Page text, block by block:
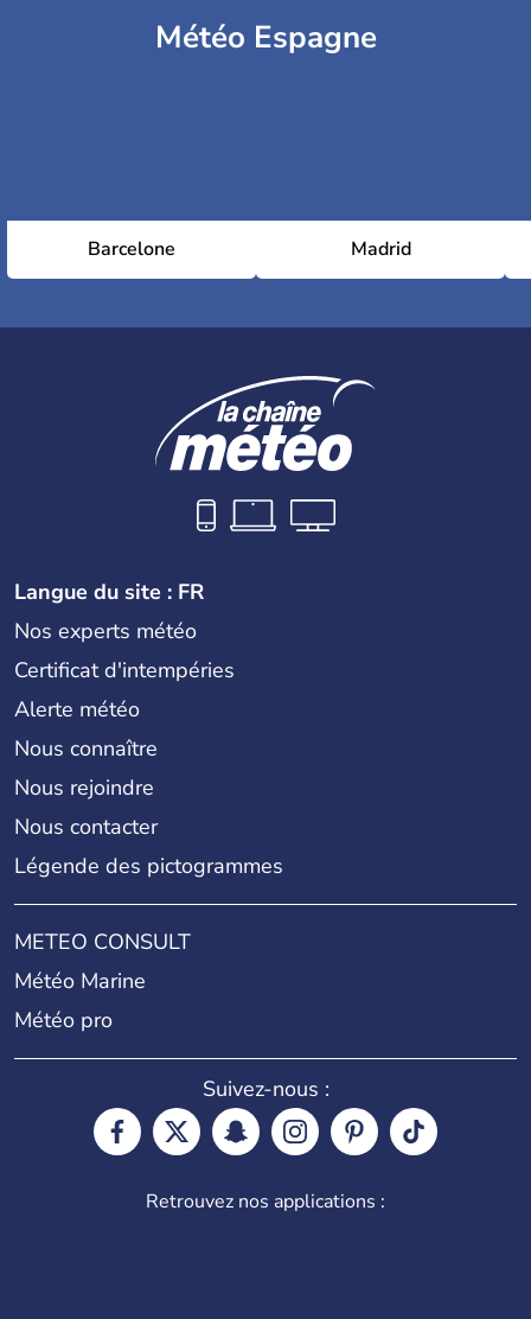
Météo Espagne
Barcelone Madrid
Langue du site : FR
Nos experts météo
Certificat d'intempéries
Alerte météo
Nous connaître
Nous rejoindre
Nous contacter
Légende des pictogrammes
METEO CONSULT
Météo Marine
Météo pro
Suivez-nous :
Retrouvez nos applications :